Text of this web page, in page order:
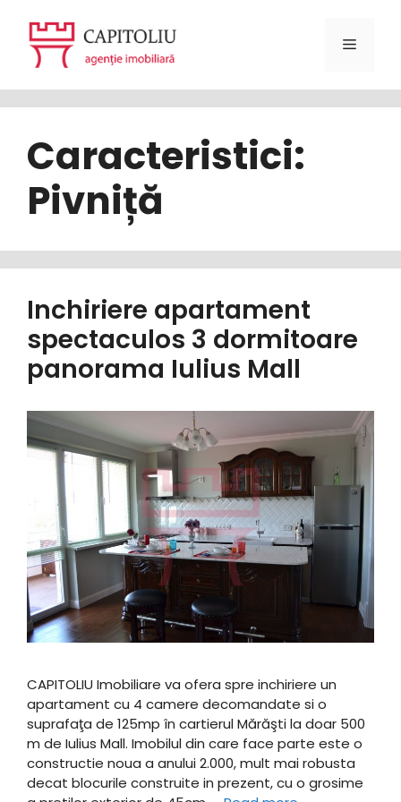
conținut
Meniu
Caracteristici:
Pivniță
Inchiriere apartament
spectaculos 3 dormitoare
panorama Iulius Mall
CAPITOLIU Imobiliare va ofera spre inchiriere un
apartament cu 4 camere decomandate si o
suprafaţa de 125mp în cartierul Mărăşti la doar 500
m de Iulius Mall. Imobilul din care face parte este o
constructie noua a anului 2.000, mult mai robusta
decat blocurile construite in prezent, cu o grosime